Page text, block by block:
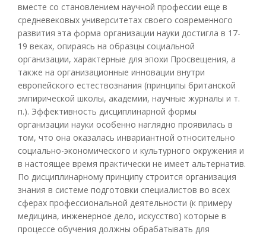
вместе со становлением научной профессии еще в
средневековых университетах своего современного
развития эта форма организации науки достигла в 17-
19 веках, опираясь на образцы социальной
организации, характерные для эпохи Просвещения, а
также на организационные инновации внутри
европейского естествознания (принципы британской
эмпирической школы, академии, научные журналы и т.
п.). Эффективность дисциплинарной формы
организации науки особенно наглядно проявилась в
том, что она оказалась инвариантной относительно
социально-экономического и культурного окружения и
в настоящее время практически не имеет альтернатив.
По дисциплинарному принципу строится организация
знания в системе подготовки специалистов во всех
сферах профессиональной деятельности (к примеру
медицина, инженерное дело, искусство) которые в
процессе обучения должны обрабатывать для